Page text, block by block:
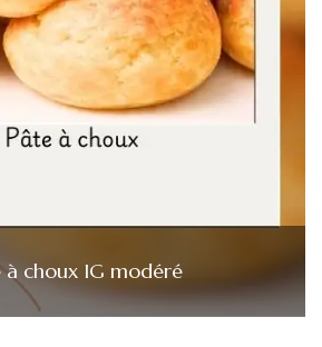
à choux IG modéré